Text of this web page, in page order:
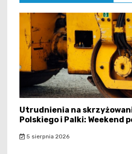
Utrudnienia na
Polskiego i Palki: Weekend
5 sierpnia 2026